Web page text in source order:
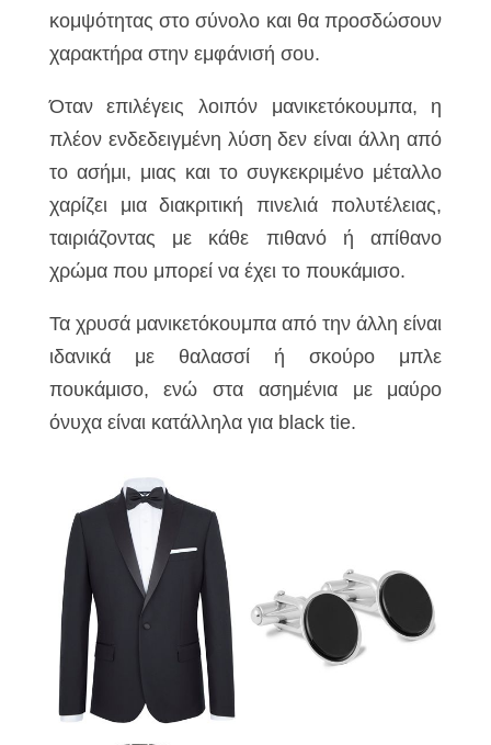
κομψότητας στο σύνολο και θα προσδώσουν
χαρακτήρα στην εμφάνισή σου.
Όταν επιλέγεις λοιπόν μανικετόκουμπα, η
πλέον ενδεδειγμένη λύση δεν είναι άλλη από
το ασήμι, μιας και το συγκεκριμένο μέταλλο
χαρίζει μια διακριτική πινελιά πολυτέλειας,
ταιριάζοντας με κάθε πιθανό ή απίθανο
χρώμα που μπορεί να έχει το πουκάμισο.
Τα χρυσά μανικετόκουμπα από την άλλη είναι
ιδανικά με θαλασσί ή σκούρο μπλε
πουκάμισο, ενώ στα ασημένια με μαύρο
όνυχα είναι κατάλληλα για black tie.